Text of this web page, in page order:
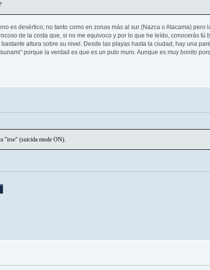
es desértico; no tanto como en zonas más al sur (Nazca o Atacama) pero
de la costa que, si no me equivoco y por lo que he leído, conocerás tú
altura sobre su nivel. Desde las playas hasta la ciudad, hay una
porque la verdad es que es un puto muro. Aunque es muy bonito
"irse" (suicida mode ON).